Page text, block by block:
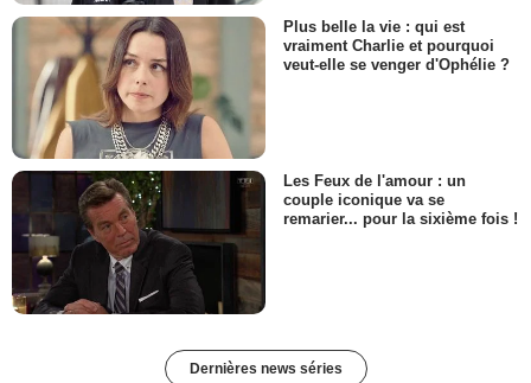
Plus belle la vie : qui est
vraiment Charlie et pourquoi
veut-elle se venger d'Ophélie ?
Les Feux de l'amour : un
couple iconique va se
remarier... pour la sixième fois !
Dernières news séries